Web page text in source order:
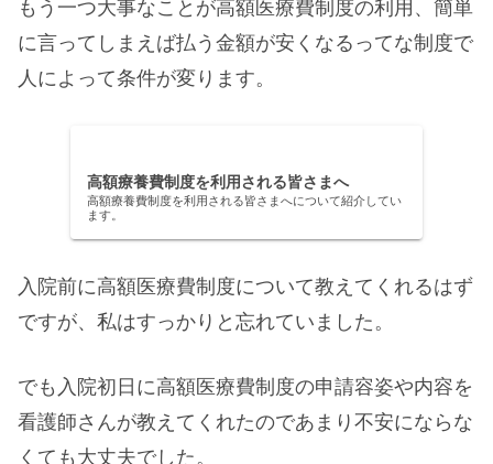
もう一つ大事なことが高額医療費制度の利用、簡単
に言ってしまえば払う金額が安くなるってな制度で
人によって条件が変ります。
高額療養費制度を利用される皆さまへ
高額療養費制度を利用される皆さまへについて紹介してい
ます。
入院前に高額医療費制度について教えてくれるはず
ですが、私はすっかりと忘れていました。
でも入院初日に高額医療費制度の申請容姿や内容を
看護師さんが教えてくれたのであまり不安にならな
くても大丈夫でした。